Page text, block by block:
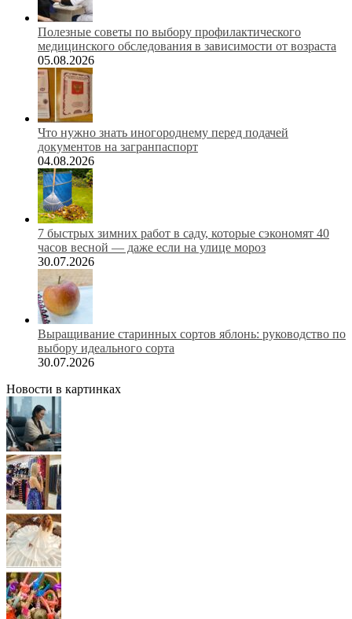
Полезные советы по выбору профилактического
медицинского обследования в зависимости от возраста
05.08.2026
Что нужно знать иногороднему перед подачей
документов на загранпаспорт
04.08.2026
7 быстрых зимних работ в саду, которые сэкономят 40
часов весной — даже если на улице мороз
30.07.2026
Выращивание старинных сортов яблонь: руководство по
выбору идеального сорта
30.07.2026
Новости в картинках